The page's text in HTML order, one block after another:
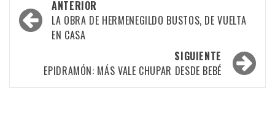
por
entradas
ANTERIOR
LA OBRA DE HERMENEGILDO BUSTOS, DE VUELTA
EN CASA
SIGUIENTE
EPIDRAMÓN: MÁS VALE CHUPAR DESDE BEBÉ